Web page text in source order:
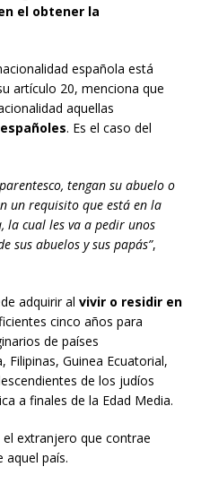
el obtener la
española está
artículo 20, menciona que
aquellas
. Es el caso del
tengan su abuelo o
un requisito que está en la
la cual les va a pedir unos
sus abuelos y sus papás”,
adquirir al vivir o residir en
cinco años para
de países
Guinea Ecuatorial,
de los judíos
a finales de la Edad Media.
extranjero que contrae
aquel país.